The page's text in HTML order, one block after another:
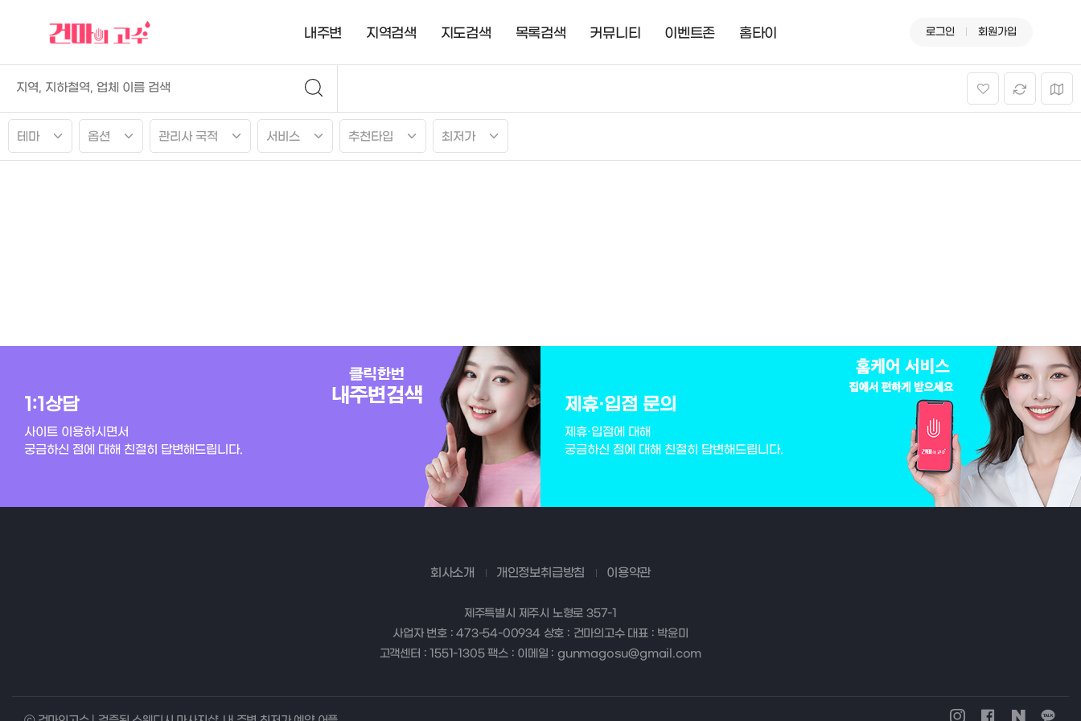
내주변 지역검색 지도검색 목록검색 커뮤니티 이벤트존 홈타이 로그인 회원가입
테마 옵션 관리사 국적 서비스 추천타입 최저가
1:1상담
사이트 이용하시면서
궁금하신 점에 대해 친절히 답변해드립니다.
제휴·입점 문의
제휴·입점에 대해
궁금하신 점에 대해 친절히 답변해드립니다.
회사소개 개인정보취급방침 이용약관
제주특별시 제주시 노형로 357-1
사업자 번호 : 473-54-00934 상호 : 건마의고수 대표 : 박윤미
고객센터 : 1551-1305 팩스 : 이메일 : gunmagosu@gmail.com